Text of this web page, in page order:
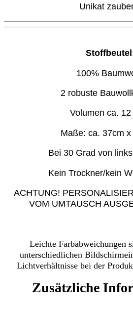
Unikat
100%
2 robuste
Volumen ca.
Maße: ca. 37cm x
Bei 30 Grad von
Kein Trockner/kein
ACHTUNG!
VOM UMTAUSCH
Leichte Farbabweichungen
unterschiedlichen
Lichtverhältnisse bei der
Zusätzliche